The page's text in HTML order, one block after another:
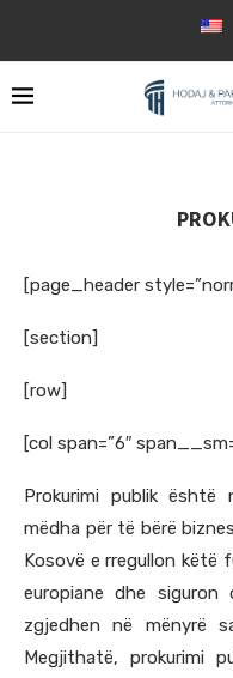
[page_header
[section]
[row]
[col span=”6″
Prokurimi publik
mëdha për të bërë
Kosovë e rregullon këtë
europiane dhe
zgjedhen në mënyrë
Megjithatë, prokurimi